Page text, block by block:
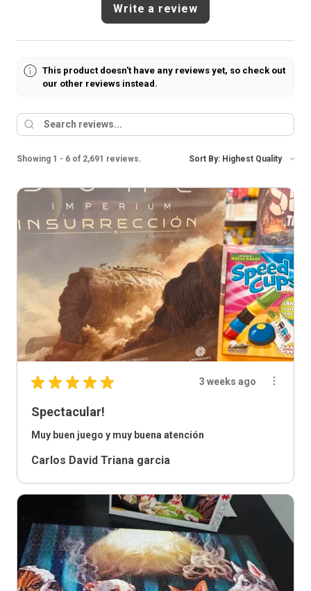
Write a review
This product doesn't have any reviews yet, so check out
our other reviews instead.
Showing 1 - 6 of 2,691 reviews. Sort By:
★ ★ ★ ★ ★ 3 weeks ago
Spectacular!
Muy buen juego y muy buena atención
Carlos David Triana garcia